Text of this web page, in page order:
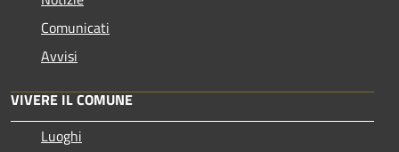
Comunicati
Avvisi
VIVERE IL COMUNE
Luoghi